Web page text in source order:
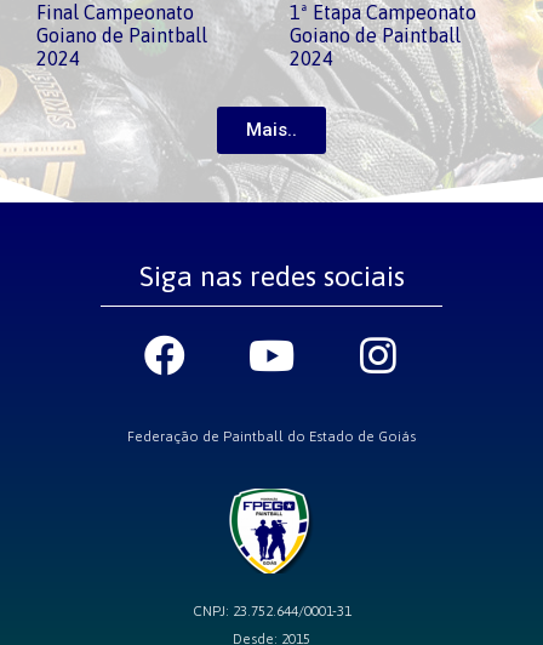
Final Campeonato
Goiano de Paintball
2024
1ª Etapa Campeonato
Goiano de Paintball
2024
Mais..
Siga nas redes sociais
Federação de Paintball do Estado de Goiás
CNPJ: 23.752.644/0001-31
Desde: 2015